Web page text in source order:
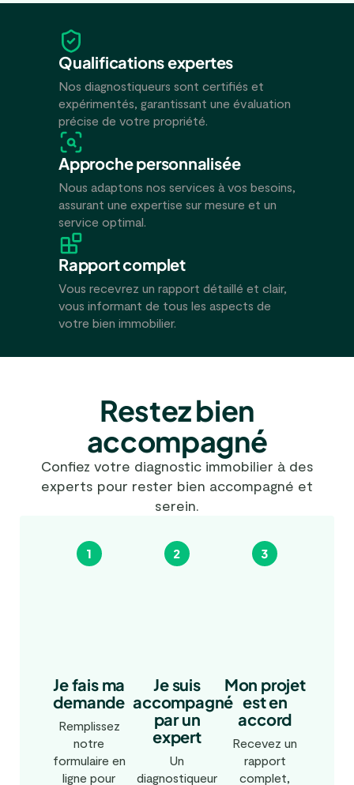
Qualifications expertes
Nos diagnostiqueurs sont certifiés et
expérimentés, garantissant une évaluation
précise de votre propriété.
Approche personnalisée
Nous adaptons nos services à vos besoins,
assurant une expertise sur mesure et un
service optimal.
Rapport complet
Vous recevrez un rapport détaillé et clair,
vous informant de tous les aspects de
votre bien immobilier.
Restez bien
accompagné
Confiez votre diagnostic immobilier à des
experts pour rester bien accompagné et
serein.
Je fais ma
demande
Remplissez
notre
formulaire en
ligne pour
Je suis
accompagné
par un
expert
Un
diagnostiqueur
Mon projet
est en
accord
Recevez un
rapport
complet,